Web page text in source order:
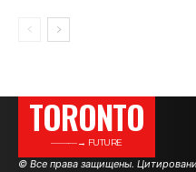
TORONTO
———→ FUTURE
© Все права защищены.